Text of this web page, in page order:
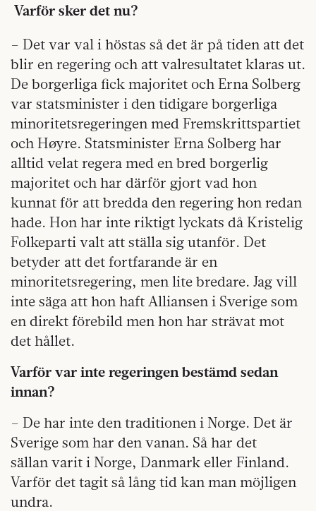
Varför sker det nu?
– Det var val i höstas så det är på tiden att det
blir en regering och att valresultatet klaras ut.
De borgerliga fick majoritet och Erna Solberg
var statsminister i den tidigare borgerliga
minoritetsregeringen med Fremskrittspartiet
och Høyre. Statsminister Erna Solberg har
alltid velat regera med en bred borgerlig
majoritet och har därför gjort vad hon
kunnat för att bredda den regering hon redan
hade. Hon har inte riktigt lyckats då Kristelig
Folkeparti valt att ställa sig utanför. Det
betyder att det fortfarande är en
minoritetsregering, men lite bredare. Jag vill
inte säga att hon haft Alliansen i Sverige som
en direkt förebild men hon har strävat mot
det hållet.
Varför var inte regeringen bestämd sedan
innan?
– De har inte den traditionen i Norge. Det är
Sverige som har den vanan. Så har det
sällan varit i Norge, Danmark eller Finland.
Varför det tagit så lång tid kan man möjligen
undra.